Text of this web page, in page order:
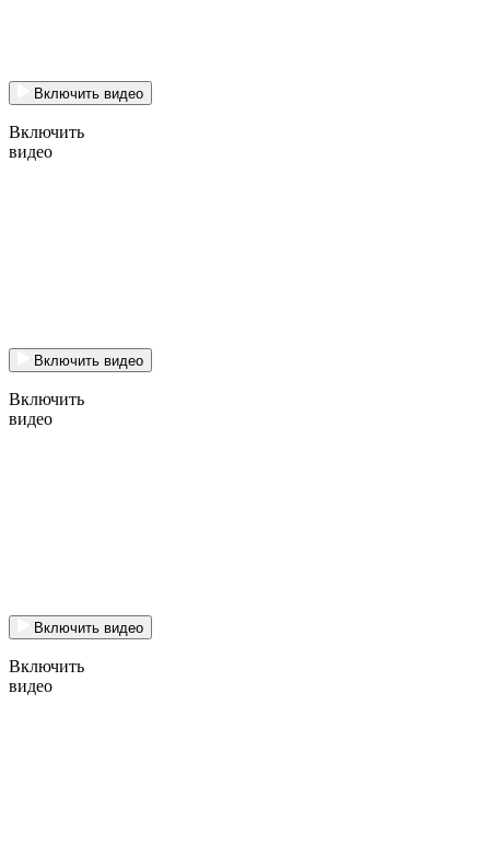
Включить видео
Включить
видео
Включить видео
Включить
видео
Включить видео
Включить
видео